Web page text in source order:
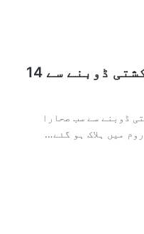
تیونس کے ساحل پر کشتی ڈوبنے سے 14
ڈوبنے سے سب صحارا